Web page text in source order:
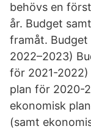
behövs en
år. Budget
framåt.
2022–2023)
för 2021-2022)
plan för 2020-
ekonomisk
(samt